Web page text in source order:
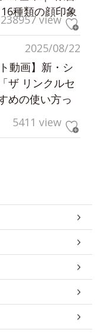
種類の顔印象
238957 view
2025/08/22
動画】新・シ
ザ リンクルセ
めの使い方っ
5411 view